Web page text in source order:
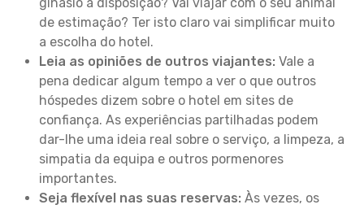
de estimação? Ter isto claro vai simplificar muito
a escolha do hotel.
Leia as opiniões de outros viajantes: Vale a
pena dedicar algum tempo a ver o que outros
hóspedes dizem sobre o hotel em sites de
confiança. As experiências partilhadas podem
dar-lhe uma ideia real sobre o serviço, a limpeza, a
simpatia da equipa e outros pormenores
importantes.
Seja flexível nas suas reservas: Às vezes, os